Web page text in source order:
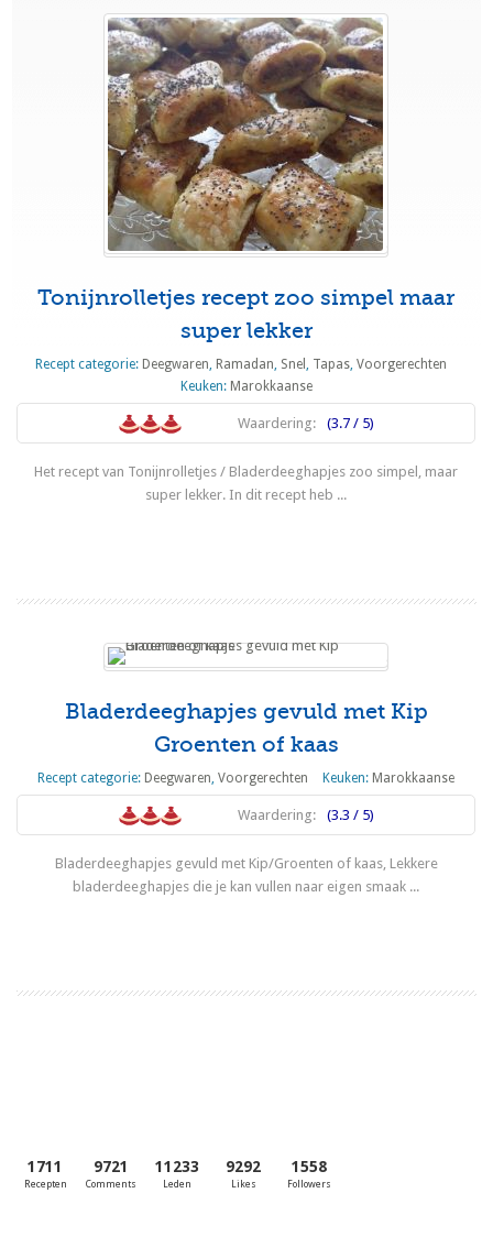
Tonijnrolletjes recept zoo simpel maar
super lekker
Recept categorie: Deegwaren, Ramadan, Snel , Tapas, Voorgerechten
Keuken: Marokkaanse
Waardering: (3.7 / 5)
Het recept van Tonijnrolletjes / Bladerdeeghapjes zoo simpel, maar
super lekker. In dit recept heb ...
Bladerdeeghapjes gevuld met Kip
Groenten of kaas
Recept categorie: Deegwaren,Voorgerechten Keuken: Marokkaanse
Waardering: (3.3 / 5)
Bladerdeeghapjes gevuld met Kip/Groenten of kaas, Lekkere
bladerdeeghapjes die je kan vullen naar eigen smaak ...
1711
Recepten
9721
Comments
11233
Leden
9292
Likes
1558
Followers